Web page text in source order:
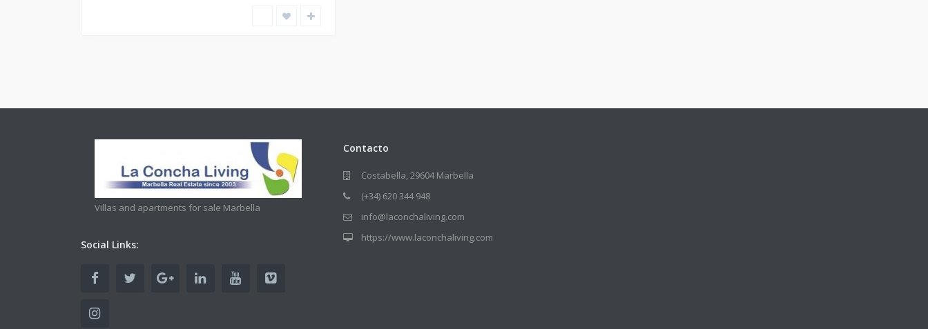
Villas and apartments for sale Marbella
Social Links:
Contacto
Costabella, 29604 Marbella
(+34) 620 344 948
info@laconchaliving.com
https://www.laconchaliving.com